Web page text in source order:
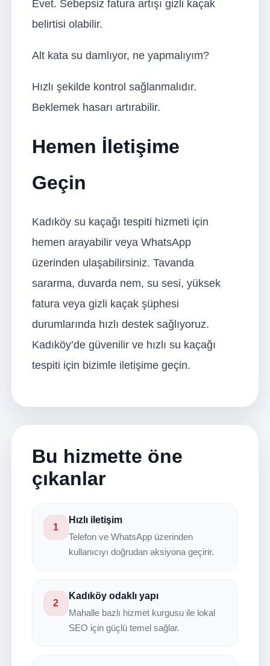
Evet. Sebepsiz fatura artışı gizli kaçak
belirtisi olabilir.
Alt kata su damlıyor, ne yapmalıyım?
Hızlı şekilde kontrol sağlanmalıdır.
Beklemek hasarı artırabilir.
Hemen İletişime
Geçin
Kadıköy su kaçağı tespiti hizmeti için
hemen arayabilir veya WhatsApp
üzerinden ulaşabilirsiniz. Tavanda
sararma, duvarda nem, su sesi, yüksek
fatura veya gizli kaçak şüphesi
durumlarında hızlı destek sağlıyoruz.
Kadıköy’de güvenilir ve hızlı su kaçağı
tespiti için bizimle iletişime geçin.
Bu hizmette öne
çıkanlar
1
Hızlı iletişim
Telefon ve WhatsApp üzerinden
kullanıcıyı doğrudan aksiyona geçirir.
2
Kadıköy odaklı yapı
Mahalle bazlı hizmet kurgusu ile lokal
SEO için güçlü temel sağlar.